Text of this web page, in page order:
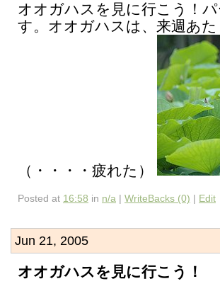
オオガハスを見に行こう！
す。オオガハスは、来週あ
（・・・・疲れた）
Posted at 16:58 in n/a | WriteBacks (0) | Edit
Jun 21, 2005
オオガハスを見に行こう！